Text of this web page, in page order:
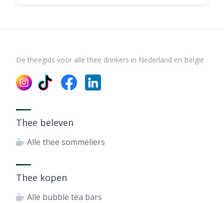
De theegids voor alle thee drinkers in Nederland en België
Thee beleven
Alle thee sommeliers
Thee kopen
Alle bubble tea bars